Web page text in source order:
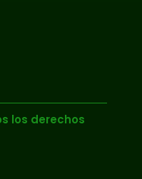
los derechos